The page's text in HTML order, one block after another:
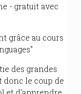
- gratuit avec
grâce au cours
des grandes
donc le coup de